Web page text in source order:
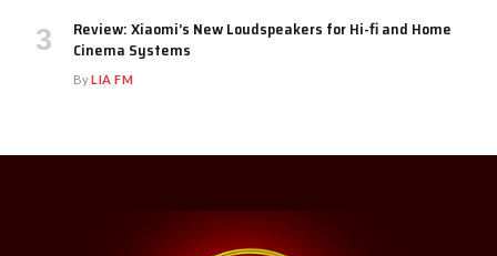
Review: Xiaomi’s New Loudspeakers for Hi-fi and Home
Cinema Systems
ByLIA FM